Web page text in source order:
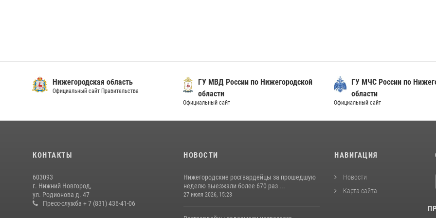
Нижегородская область
Официальный сайт Правительства
ГУ МВД России по Нижегородской
области
Официальный сайт
ГУ МЧС России по
области
Официальный сайт
КОНТАКТЫ
603093
г. Нижний Новгород,
ул. Родионова д. 47
Пресс-служба + 7 (831) 436-41-06
НОВОСТИ
Нижегородские росгвардейцы за прошедшую
неделю выезжали более 670 раз ...
27 июля 2026, 15:23
НАВИГАЦИЯ
Новости
Карта сайта